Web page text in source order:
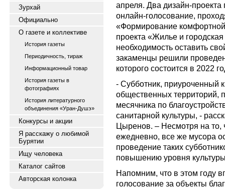
Зурхай
Официально
О газете и коллективе
История газеты
Периодичность, тираж
Информационный товар
История газеты в
фотографиях
История литературного
объединения «Уран-Душэ»
Конкурсы и акции
Я расскажу о любимой
Бурятии
Ищу человека
Каталог сайтов
Авторская колонка
апреля. Два дизайн-
онлайн-голосование,
«Формирование
проекта «Жилье и
необходимость оставить
закаменцы решили
которого состоится в 2022
- Субботник, приуроченный
общественных территорий,
месячника по
санитарной культуры, -
Цыренов. – Несмотря на то,
ежедневно, все же мусора
проведение таких
повышению уровня
Напомним, что в этом году
голосование за объекты